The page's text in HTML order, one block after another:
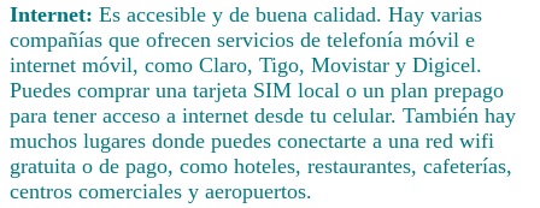
Internet: Es accesible y de buena calidad. Hay varias
compañías que ofrecen servicios de telefonía móvil e
internet móvil, como Claro, Tigo, Movistar y Digicel.
Puedes comprar una tarjeta SIM local o un plan prepago
para tener acceso a internet desde tu celular. También hay
muchos lugares donde puedes conectarte a una red wifi
gratuita o de pago, como hoteles, restaurantes, cafeterías,
centros comerciales y aeropuertos.